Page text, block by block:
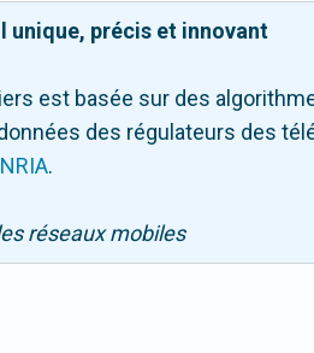
unique, précis et innovant
est basée sur des
des régulateurs des
.
réseaux mobiles